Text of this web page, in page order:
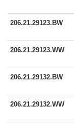
206.21.29123.BW
206.21.29123.WW
206.21.29132.BW
206.21.29132.WW